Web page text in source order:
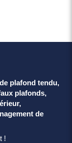
plafond tendu,
plafonds,
de
!